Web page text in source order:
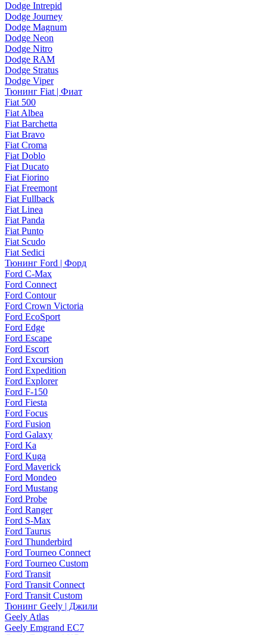
Dodge Intrepid
Dodge Journey
Dodge Magnum
Dodge Neon
Dodge Nitro
Dodge RAM
Dodge Stratus
Dodge Viper
Тюнинг Fiat | Фиат
Fiat 500
Fiat Albea
Fiat Barchetta
Fiat Bravo
Fiat Croma
Fiat Doblo
Fiat Ducato
Fiat Fiorino
Fiat Freemont
Fiat Fullback
Fiat Linea
Fiat Panda
Fiat Punto
Fiat Scudo
Fiat Sedici
Тюнинг Ford | Форд
Ford C-Max
Ford Connect
Ford Contour
Ford Crown Victoria
Ford EcoSport
Ford Edge
Ford Escape
Ford Escort
Ford Excursion
Ford Expedition
Ford Explorer
Ford F-150
Ford Fiesta
Ford Focus
Ford Fusion
Ford Galaxy
Ford Ka
Ford Kuga
Ford Maverick
Ford Mondeo
Ford Mustang
Ford Probe
Ford Ranger
Ford S-Max
Ford Taurus
Ford Thunderbird
Ford Tourneo Connect
Ford Tourneo Custom
Ford Transit
Ford Transit Connect
Ford Transit Custom
Тюнинг Geely | Джили
Geely Atlas
Geely Emgrand EC7